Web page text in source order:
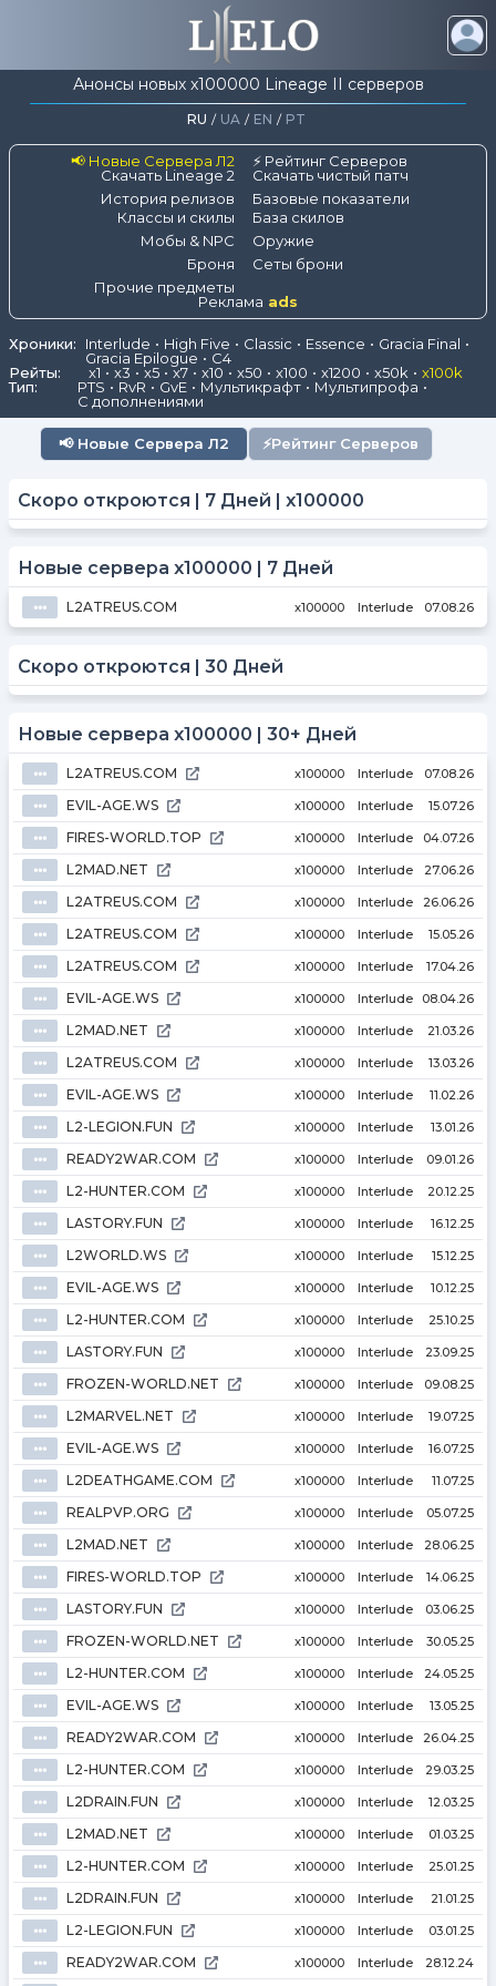
Анонсы новых x100000 Lineage II серверов
RU / UA / EN / PT
📢 Новые Сервера Л2
⚡ Рейтинг Серверов
Скачать Lineage 2
Скачать чистый патч
История релизов
Базовые показатели
Классы и скилы
База скилов
Мобы & NPC
Оружие
Броня
Сеты брони
Прочие предметы
Реклама ads
Хроники: Interlude High Five Classic Essence
Gracia Final
Gracia Epilogue
C4
Рейты:
x1 x3 x5 x7 x10 x50 x100 x1200 x50k
x100k
Тип:
PTS RvR GvE Мультикрафт
Мультипрофа
С дополнениями
📢 Новые Сервера Л2 ⚡Рейтинг Серверов
Скоро откроются | 7 Дней | x100000
Новые сервера x100000 | 7 Дней
⦁⦁⦁ L2ATREUS.COM x100000 Interlude 07.08.26
Скоро откроются | 30 Дней
Новые сервера x100000 | 30+ Дней
⦁⦁⦁ L2ATREUS.COM x100000 Interlude 07.08.26
⦁⦁⦁ EVIL-AGE.WS x100000 Interlude 15.07.26
⦁⦁⦁ FIRES-WORLD.TOP x100000 Interlude 04.07.26
⦁⦁⦁ L2MAD.NET x100000 Interlude 27.06.26
⦁⦁⦁ L2ATREUS.COM x100000 Interlude 26.06.26
⦁⦁⦁ L2ATREUS.COM x100000 Interlude 15.05.26
⦁⦁⦁ L2ATREUS.COM x100000 Interlude 17.04.26
⦁⦁⦁ EVIL-AGE.WS x100000 Interlude 08.04.26
⦁⦁⦁ L2MAD.NET x100000 Interlude 21.03.26
⦁⦁⦁ L2ATREUS.COM x100000 Interlude 13.03.26
⦁⦁⦁ EVIL-AGE.WS x100000 Interlude 11.02.26
⦁⦁⦁ L2-LEGION.FUN x100000 Interlude 13.01.26
⦁⦁⦁ READY2WAR.COM x100000 Interlude 09.01.26
⦁⦁⦁ L2-HUNTER.COM x100000 Interlude 20.12.25
⦁⦁⦁ LASTORY.FUN x100000 Interlude 16.12.25
⦁⦁⦁ L2WORLD.WS x100000 Interlude 15.12.25
⦁⦁⦁ EVIL-AGE.WS x100000 Interlude 10.12.25
⦁⦁⦁ L2-HUNTER.COM x100000 Interlude 25.10.25
⦁⦁⦁ LASTORY.FUN x100000 Interlude 23.09.25
⦁⦁⦁ FROZEN-WORLD.NET x100000 Interlude 09.08.25
⦁⦁⦁ L2MARVEL.NET x100000 Interlude 19.07.25
⦁⦁⦁ EVIL-AGE.WS x100000 Interlude 16.07.25
⦁⦁⦁ L2DEATHGAME.COM x100000 Interlude 11.07.25
⦁⦁⦁ REALPVP.ORG x100000 Interlude 05.07.25
⦁⦁⦁ L2MAD.NET x100000 Interlude 28.06.25
⦁⦁⦁ FIRES-WORLD.TOP x100000 Interlude 14.06.25
⦁⦁⦁ LASTORY.FUN x100000 Interlude 03.06.25
⦁⦁⦁ FROZEN-WORLD.NET x100000 Interlude 30.05.25
⦁⦁⦁ L2-HUNTER.COM x100000 Interlude 24.05.25
⦁⦁⦁ EVIL-AGE.WS x100000 Interlude 13.05.25
⦁⦁⦁ READY2WAR.COM x100000 Interlude 26.04.25
⦁⦁⦁ L2-HUNTER.COM x100000 Interlude 29.03.25
⦁⦁⦁ L2DRAIN.FUN x100000 Interlude 12.03.25
⦁⦁⦁ L2MAD.NET x100000 Interlude 01.03.25
⦁⦁⦁ L2-HUNTER.COM x100000 Interlude 25.01.25
⦁⦁⦁ L2DRAIN.FUN x100000 Interlude 21.01.25
⦁⦁⦁ L2-LEGION.FUN x100000 Interlude 03.01.25
⦁⦁⦁ READY2WAR.COM x100000 Interlude 28.12.24